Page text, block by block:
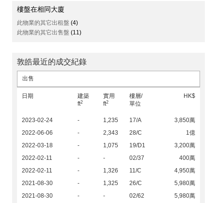
樓盤在相同大廈
此物業的其它出租盤 (4)
此物業的其它出售盤 (11)
敦皓最近的成交紀錄
出售
日期
建築
ft2
實用
ft2
樓層/
單位
HK$
2023-02-24 - 1,235 17/A
3,850萬
2022-06-06
- 2,343 28/C
1億
2022-03-18
- 1,075 19/D1
3,200萬
2022-02-11
- - 02/37
400萬
2022-02-11
- 1,326 11/C
4,950萬
2021-08-30
- 1,325 26/C
5,980萬
2021-08-30
- - 02/62
5,980萬